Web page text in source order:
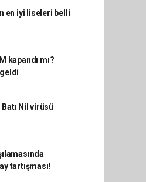
en iyi liseleri belli
kapandı mı?
Nil virüsü
tartışması!